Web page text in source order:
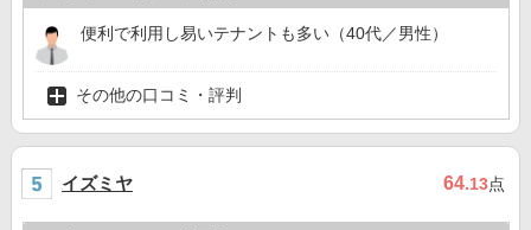
便利で利用し易いテナントも多い（40代／男性）
その他の口コミ・評判
イズミヤ 64.13点